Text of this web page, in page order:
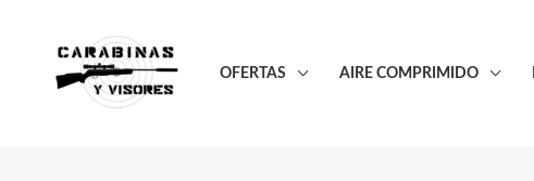
contenido
OFERTAS AIRE COMPRIMIDO